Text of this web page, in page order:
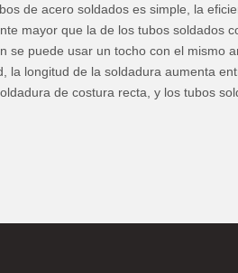
de acero soldados es simple, la
mayor que la de los tubos soldados
se puede usar un tocho con el mismo
la longitud de la soldadura aumenta
de costura recta, y los tubos